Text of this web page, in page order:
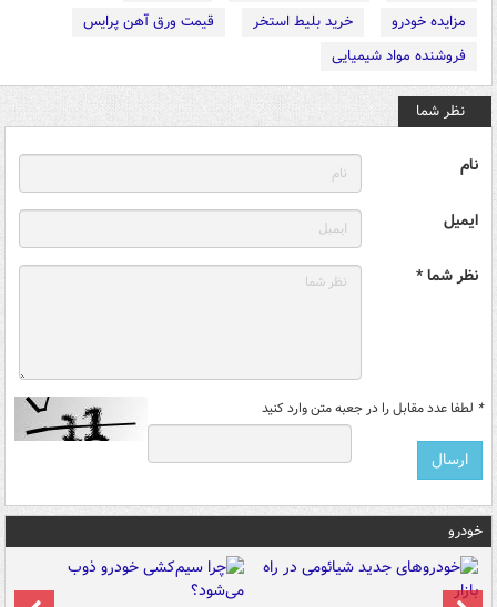
مزایده خودرو
خرید بلیط استخر
قیمت ورق آهن پرایس
فروشنده مواد شیمیایی
نظر شما
نام
ایمیل
نظر شما *
* لطفا عدد مقابل را در جعبه متن وارد کنید
خودرو